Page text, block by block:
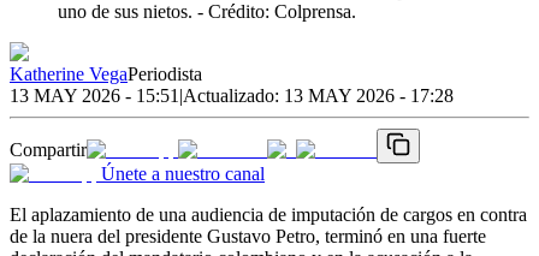
uno de sus nietos. - Crédito: Colprensa.
Katherine VegaPeriodista
13 MAY 2026 - 15:51 |Actualizado: 13 MAY 2026 - 17:28
Compartir
Únete a nuestro canal
El aplazamiento de una audiencia de imputación de cargos en contra
de la nuera del presidente Gustavo Petro, terminó en una fuerte